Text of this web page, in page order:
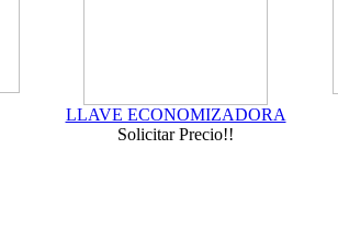
LLAVE ECONOMIZADORA
Solicitar Precio!!